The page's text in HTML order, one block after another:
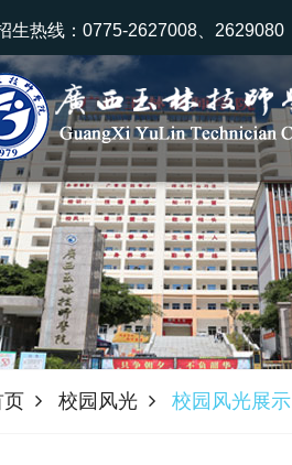
生热线：0775-2627008、2629080
页 校园风光 校园风光展示